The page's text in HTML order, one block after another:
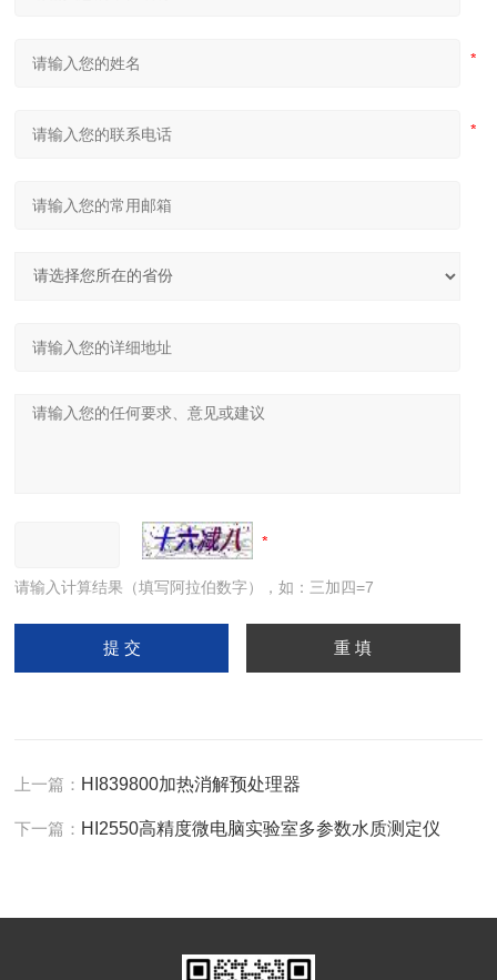
请输入计算结果（填写阿拉伯数字），如：三加四=7
上一篇： HI839800加热消解预处理器
下一篇： HI2550高精度微电脑实验室多参数水质测定仪